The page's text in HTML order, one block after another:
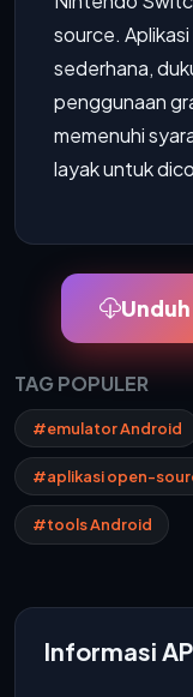
source.
sederhana,
penggunaan
memenuhi
layak untuk
TAG POPULER
#emulator Android
#aplikasi open-
#tools Android
Informasi